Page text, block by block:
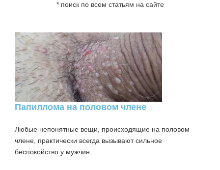
* поиск по всем статьям на сайте
Папиллома на половом члене
Любые непонятные вещи, происходящие на половом
члене, практически всегда вызывают сильное
беспокойство у мужчин.